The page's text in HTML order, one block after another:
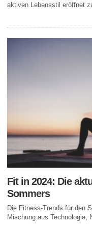
aktiven Lebensstil eröffnet
Fit in 2024: Die
Sommers
Die Fitness-Trends für den
Mischung aus Technologie,